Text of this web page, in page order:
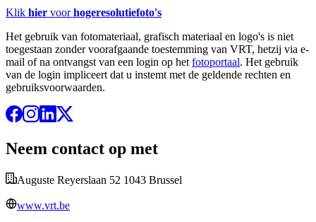
Klik hier voorhogeresolutiefoto's
Het gebruik van fotomateriaal, grafisch materiaal en logo's is niet
toegestaan zonder voorafgaande toestemming van VRT, hetzij via e-
mail of na ontvangst van een login op het fotoportaal. Het gebruik
van de login impliceert dat u instemt met de geldende rechten en
gebruiksvoorwaarden.
Neem contact op met
Auguste Reyerslaan 52 1043 Brussel
www.vrt.be